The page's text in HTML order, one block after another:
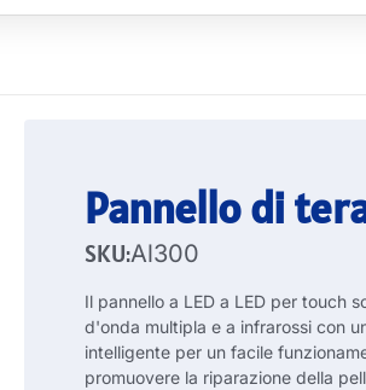
Pannello di
SKU:Al300
Il pannello a LED a LED per touch
d'onda multipla e a infrarossi con
intelligente per un facile
promuovere la riparazione della